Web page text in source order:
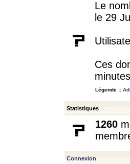
Le
le 29
Ces
minutes
Légende ::
Statistiques
1260
Connexion